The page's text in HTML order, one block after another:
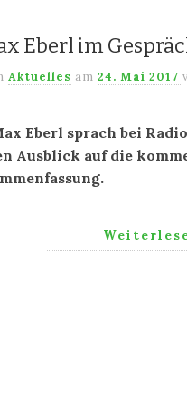
Eberl im
Aktuelles am 24. Mai 2017
Eberl sprach bei
Ausblick auf die